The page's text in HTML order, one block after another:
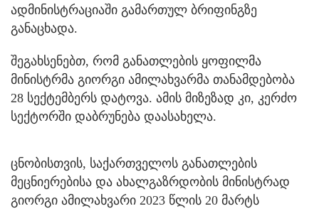
ადმინისტრაციაში გამართულ ბრიფინგზე
განაცხადა.
შეგახსენებთ, რომ განათლების ყოფილმა
მინისტრმა გიორგი ამილახვარმა თანამდებობა
28 სექტემბერს დატოვა. ამის მიზეზად კი, კერძო
სექტორში დაბრუნება დაასახელა.
ცნობისთვის, საქართველოს განათლების
მეცნიერებისა და ახალგაზრდობის მინისტრად
გიორგი ამილახვარი 2023 წლის 20 მარტს